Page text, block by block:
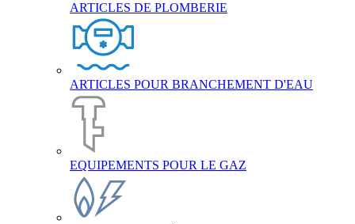
ARTICLES DE PLOMBERIE
ARTICLES POUR BRANCHEMENT D'EAU
EQUIPEMENTS POUR LE GAZ